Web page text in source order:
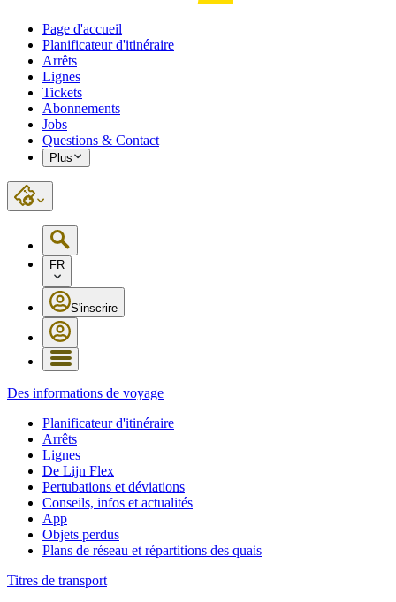
Page d'accueil
Planificateur d'itinéraire
Arrêts
Lignes
Tickets
Abonnements
Jobs
Questions & Contact
Plus
FR
S'inscrire
Des informations de voyage
Planificateur d'itinéraire
Arrêts
Lignes
De Lijn Flex
Pertubations et déviations
Conseils, infos et actualités
App
Objets perdus
Plans de réseau et répartitions des quais
Titres de transport